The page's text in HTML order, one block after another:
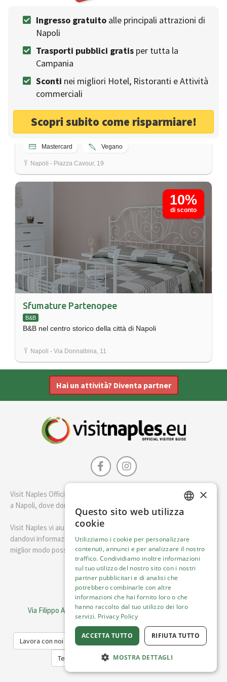
Ingresso gratuito alle principali attrazioni di
Napoli
Trasporti pubblici gratis per tutta la
Campania
Sconti nei migliori Hotel, Ristoranti e Attività
commerciali
Scopri subito come risparmiare!
Listing View
B&B Museo19
Bed and Breakfast nel centro storico di Napoli
Metropolitana
Mastercard Vegano
Napoli - Piazza Cavour, 19
10%
di sconto
Sfumature Partenopee
B&B
B&B nel centro storico della città di Napoli
Napoli - Via Donnalbina, 11
Hai un attività? Diventa partner
Visit Naples Official è la guida della città di Napoli. Scopri cosa fare
a Napoli, dove dormire e i migliori posti dove mangiare.
Visit Naples vi aiuterà a pianificare il vostro viaggio a Napoli
dandovi informazioni utili e consigli su come visitare Napoli nel
miglior modo possibile.
Italiano
Visit Italy Srl
Via Filippo Argelati, 10, 20143 Milano | P.IVA 08368951219
Capitale Sociale 50.000€
Lavora con noi
Informativa sulla privacy
Termini del Servizio
Trasparenza
×
Questo sito web utilizza
cookie
Utilizziamo i cookie per personalizzare
contenuti, annunci e per analizzare il nostro
traffico. Condividiamo inoltre informazioni
sul tuo utilizzo del nostro sito con i nostri
partner pubblicitari e di analisi che
potrebbero combinarle con altre
informazioni che hai fornito loro o che
hanno raccolto dal tuo utilizzo dei loro
servizi. Privacy Policy
ACCETTA TUTTO RIFIUTA TUTTO
MOSTRA DETTAGLI